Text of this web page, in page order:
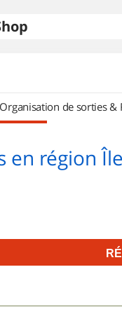
Organisation de sorties &
région